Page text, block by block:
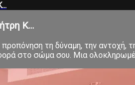
Κ...
τη δύναμη, την αντοχή,
στο σώμα σου. Μια